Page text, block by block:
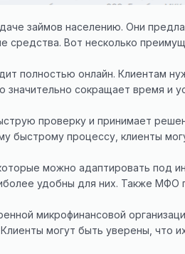
займов населению. Они
средства. Вот несколько
полностью онлайн. Клиентам
сокращает время и
проверку и принимает
быстрому процессу, клиенты
можно адаптировать под
удобны для них. Также МФО
микрофинансовой
могут быть уверены, что